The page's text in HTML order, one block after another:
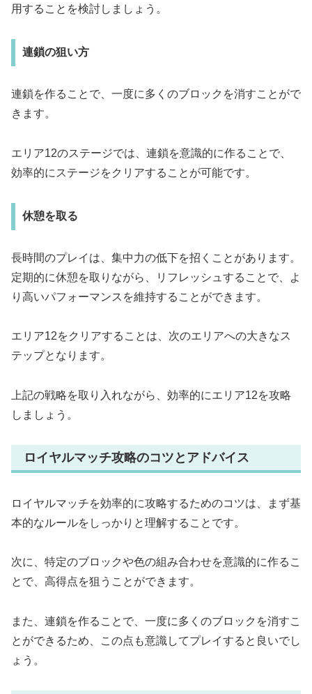
用することを検討しましょう。
連鎖の狙い方
連鎖を作ることで、一度に多くのブロックを消すことがで
きます。
エリア12のステージでは、連鎖を意識的に作ることで、
効率的にステージをクリアすることが可能です。
休憩を取る
長時間のプレイは、集中力の低下を招くことがあります。
定期的に休憩を取りながら、リフレッシュすることで、よ
り高いパフォーマンスを維持することができます。
エリア12をクリアすることは、次のエリアへの大きなス
テップとなります。
上記の戦略を取り入れながら、効率的にエリア12を攻略
しましょう。
ロイヤルマッチ攻略のコツとアドバイス
ロイヤルマッチを効率的に攻略するためのコツは、まず基
本的なルールをしっかりと理解することです。
次に、特定のブロックや色の組み合わせを意識的に作るこ
とで、高得点を狙うことができます。
また、連鎖を作ることで、一度に多くのブロックを消すこ
とができるため、この点も意識してプレイすると良いでし
ょう。